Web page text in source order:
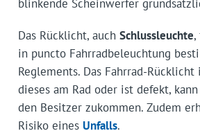
blinkende Scheinwerfer
Das Rücklicht, auch Schlussleuchte
in puncto Fahrradbeleuchtung
Reglements. Das Fahrrad-
dieses am Rad oder ist defekt,
den Besitzer zukommen. Zudem
Risiko eines Unfalls.